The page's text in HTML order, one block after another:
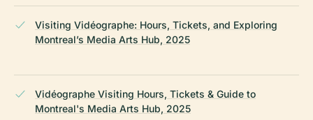
Visiting Vidéographe: Hours, Tickets, and Exploring
Montreal’s Media Arts Hub, 2025
Vidéographe Visiting Hours, Tickets & Guide to
Montreal's Media Arts Hub, 2025